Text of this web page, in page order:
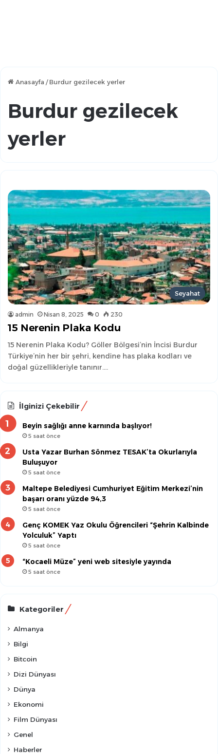
Anasayfa / Burdur gezilecek yerler
Burdur gezilecek
yerler
Seyahat
admin Nisan 8, 2025 0 230
15 Nerenin Plaka Kodu
15 Nerenin Plaka Kodu? Göller Bölgesi’nin İncisi Burdur
Türkiye’nin her bir şehri, kendine has plaka kodları ve
doğal güzellikleriyle tanınır.…
İlginizi Çekebilir
Beyin sağlığı anne karnında başlıyor!
5 saat önce
Usta Yazar Burhan Sönmez TESAK’ta Okurlarıyla
Buluşuyor
5 saat önce
Maltepe Belediyesi Cumhuriyet Eğitim Merkezi’nin
başarı oranı yüzde 94,3
5 saat önce
Genç KOMEK Yaz Okulu Öğrencileri “Şehrin Kalbinde
Yolculuk” Yaptı
5 saat önce
“Kocaeli Müze” yeni web sitesiyle yayında
5 saat önce
Kategoriler
Almanya
Bilgi
Bitcoin
Dizi Dünyası
Dünya
Ekonomi
Film Dünyası
Genel
Haberler